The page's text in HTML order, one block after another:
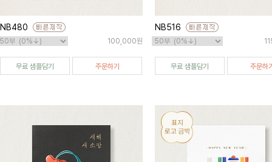
NB480
100,000원
무료 샘플담기 주문하기
NB516
무료 샘플담기 주문하